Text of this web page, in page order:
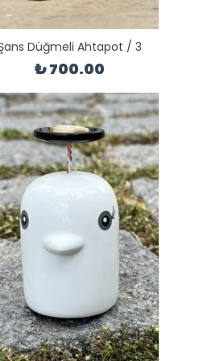
Düğmeli Ahtapot / 3
₺ 700.00